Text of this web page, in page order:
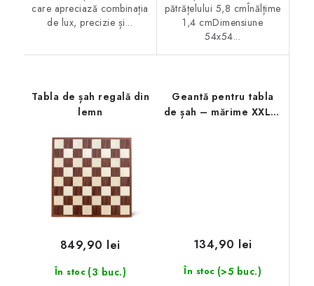
care apreciază combinația
de lux, precizie și...
pătrățelului 5,8 cmÎnălțime
1,4 cmDimensiune
54x54...
Tabla de șah regală din
lemn
În stoc (3 buc.)
849,90 lei
Geantă pentru tabla
de șah – mărime XXL –
În stoc (>5 buc.)
134,90 lei